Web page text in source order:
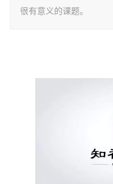
很有意义的课题。